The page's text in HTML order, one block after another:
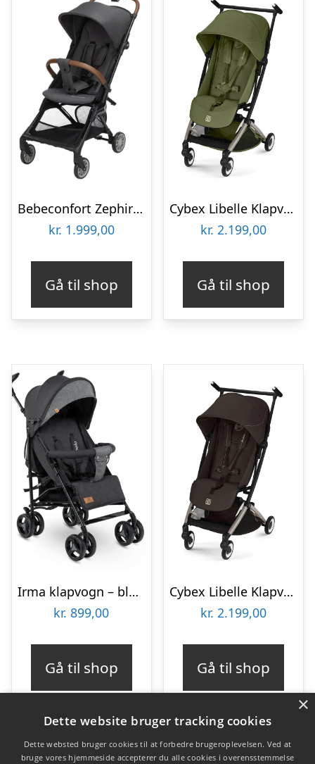
Bebeconfort Zephir Rejseklapvogn – Minerel Graphite
kr. 1.999,00
Gå til shop
Cybex Libelle Klapvogn – Moss Green
kr. 2.199,00
Gå til shop
Irma klapvogn – black/dark grey
kr. 899,00
Gå til shop
Cybex Libelle Klapvogn – Chocolate Brown
kr. 2.199,00
Gå til shop
×
Dette website bruger tracking cookies
Dette websted bruger cookies til at forbedre brugeroplevelsen. Ved at
bruge vores hjemmeside accepterer du alle cookies i overensstemmelse